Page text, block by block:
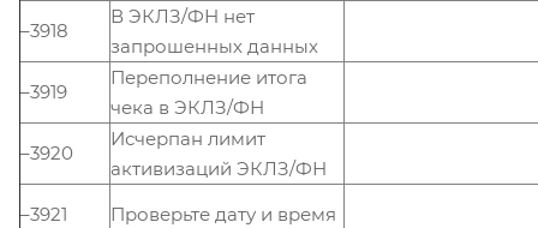
–3918
В ЭКЛЗ/ФН нет
запрошенных данных
–3919
Переполнение итога
чека в ЭКЛЗ/ФН
–3920
Исчерпан лимит
активизаций ЭКЛЗ/ФН
–3921
Проверьте дату и время